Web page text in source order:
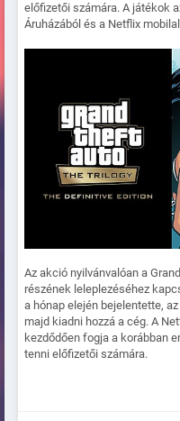
előfizetői számára. A játékok
Áruházából és a Netflix
Az akció nyilvánvalóan a
részének leleplezéséhez
a hónap elején bejelentette,
majd kiadni hozzá a cég. A
kezdődően fogja a korábban
tenni előfizetői számára.